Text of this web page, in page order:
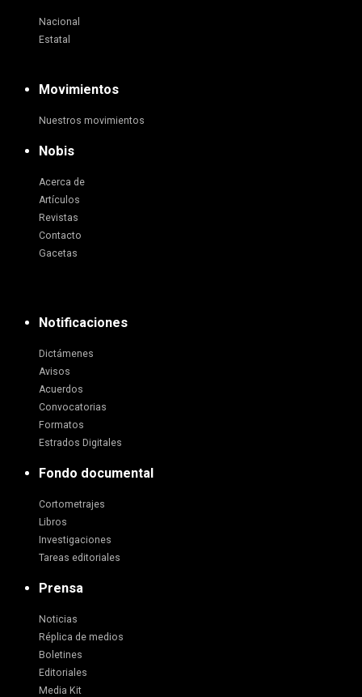
Nacional
Estatal
Movimientos
Nuestros movimientos
Nobis
Acerca de
Artículos
Revistas
Contacto
Gacetas
Notificaciones
Dictámenes
Avisos
Acuerdos
Convocatorias
Formatos
Estrados Digitales
Fondo documental
Cortometrajes
Libros
Investigaciones
Tareas editoriales
Prensa
Noticias
Réplica de medios
Boletines
Editoriales
Media Kit